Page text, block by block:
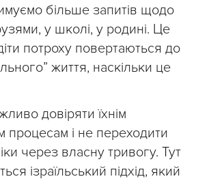
більше запитів щодо
у школі, у родині. Це
потроху повертаються до
життя, наскільки це
довіряти їхнім
процесам і не переходити
через власну тривогу. Тут
ізраїльський підхід, який